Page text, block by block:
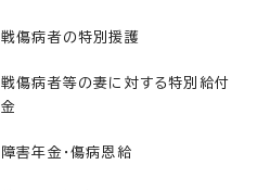
戦傷病者の特別援護
戦傷病者等の妻に対する特別給付
金
障害年金・傷病恩給